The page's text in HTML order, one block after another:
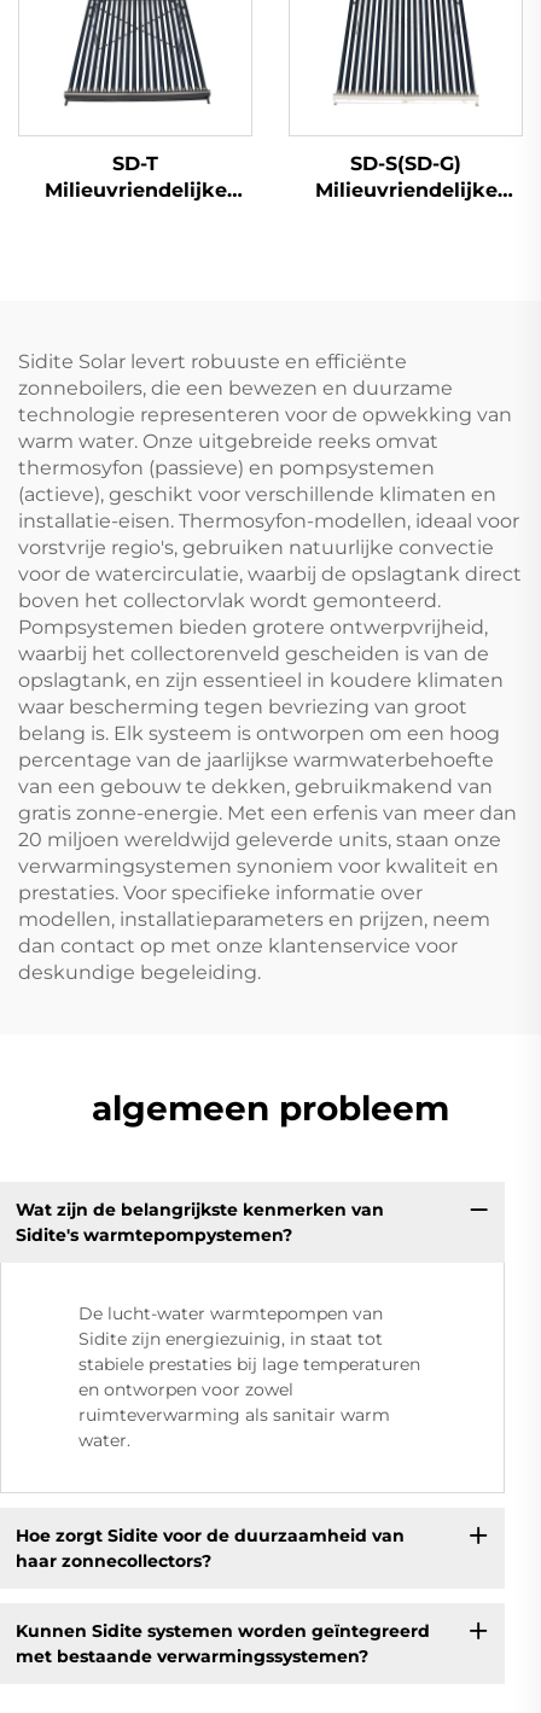
Behuizing SPCC
Binnentank Voor
Hotels
SD-T
Milieuvriendelijke
Voor Buiten Gebruik in
Hotels
SD-S(SD-G)
Milieuvriendelijke
Vrijstaand
Sidite Solar levert robuuste en efficiënte
zonneboilers, die een bewezen en duurzame
technologie representeren voor de opwekking van
warm water. Onze uitgebreide reeks omvat
thermosyfon (passieve) en pompsystemen
(actieve), geschikt voor verschillende klimaten en
installatie-eisen. Thermosyfon-modellen, ideaal voor
vorstvrije regio's, gebruiken natuurlijke convectie
voor de watercirculatie, waarbij de opslagtank direct
boven het collectorvlak wordt gemonteerd.
Pompsystemen bieden grotere ontwerpvrijheid,
waarbij het collectorenveld gescheiden is van de
opslagtank, en zijn essentieel in koudere klimaten
waar bescherming tegen bevriezing van groot
belang is. Elk systeem is ontworpen om een hoog
percentage van de jaarlijkse warmwaterbehoefte
van een gebouw te dekken, gebruikmakend van
gratis zonne-energie. Met een erfenis van meer dan
20 miljoen wereldwijd geleverde units, staan onze
verwarmingsystemen synoniem voor kwaliteit en
prestaties. Voor specifieke informatie over
modellen, installatieparameters en prijzen, neem
dan contact op met onze klantenservice voor
deskundige begeleiding.
algemeen probleem
Wat zijn de belangrijkste kenmerken van
Sidite's warmtepompystemen?
De lucht-water warmtepompen van
Sidite zijn energiezuinig, in staat tot
stabiele prestaties bij lage temperaturen
en ontworpen voor zowel
ruimteverwarming als sanitair warm
water.
Hoe zorgt Sidite voor de duurzaamheid van
haar zonnecollectors?
Kunnen Sidite systemen worden geïntegreerd
met bestaande verwarmingssystemen?